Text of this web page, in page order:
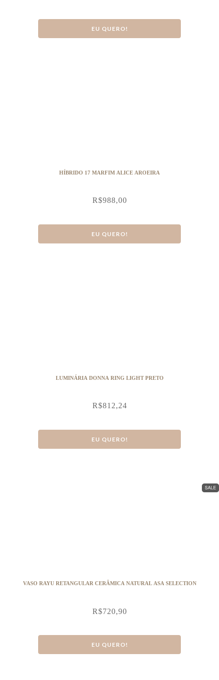
EU QUERO!
HÍBRIDO 17 MARFIM ALICE AROEIRA
R$988,00
EU QUERO!
LUMINÁRIA DONNA RING LIGHT PRETO
R$812,24
EU QUERO!
SALE
VASO RAYU RETANGULAR CERÂMICA NATURAL ASA SELECTION
R$720,90
EU QUERO!